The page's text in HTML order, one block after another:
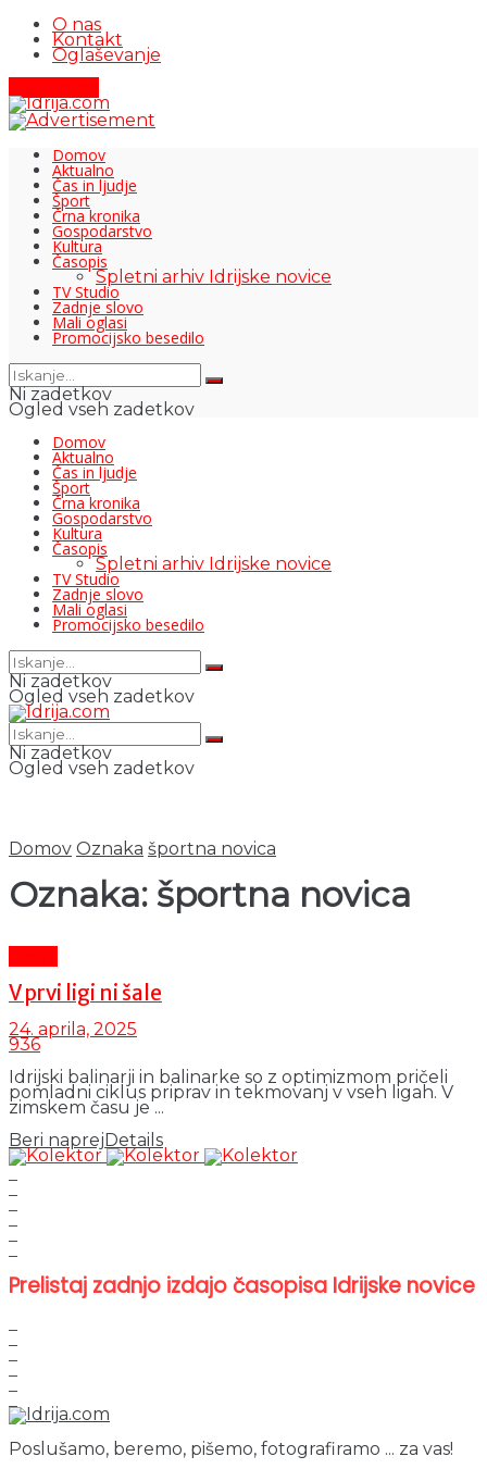
O nas
Kontakt
Oglaševanje
Domov
Aktualno
Čas in ljudje
Šport
Črna kronika
Gospodarstvo
Kultura
Časopis
Spletni arhiv Idrijske novice
TV Studio
Zadnje slovo
Mali oglasi
Promocijsko besedilo
Ni zadetkov
Ogled vseh zadetkov
Domov
Aktualno
Čas in ljudje
Šport
Črna kronika
Gospodarstvo
Kultura
Časopis
Spletni arhiv Idrijske novice
TV Studio
Zadnje slovo
Mali oglasi
Promocijsko besedilo
Ni zadetkov
Ogled vseh zadetkov
Ni zadetkov
Ogled vseh zadetkov
Domov Oznaka športna novica
Oznaka: športna novica
V prvi ligi ni šale
24. aprila, 2025
936
Idrijski balinarji in balinarke so z optimizmom pričeli
pomladni ciklus priprav in tekmovanj v vseh ligah. V
zimskem času je ...
Beri naprej Details
Prelistaj zadnjo izdajo časopisa Idrijske novice
Poslušamo, beremo, pišemo, fotografiramo ... za vas!